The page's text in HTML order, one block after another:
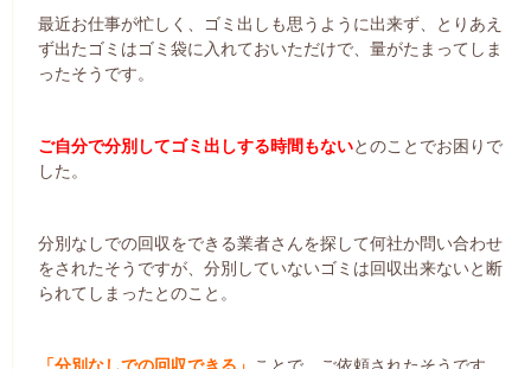
最近お仕事が忙しく、ゴミ出しも思うように出来ず、とりあえ
ず出たゴミはゴミ袋に入れておいただけで、量がたまってしま
ったそうです。
ご自分で分別してゴミ出しする時間もないとのことでお困りで
した。
分別なしでの回収をできる業者さんを探して何社か問い合わせ
をされたそうですが、分別していないゴミは回収出来ないと断
られてしまったとのこと。
「分別なしでの回収できる」 ことで、ご依頼されたそうです。